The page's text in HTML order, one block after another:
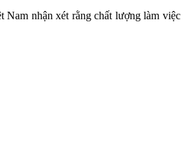
nhận xét rằng chất lượng làm việc